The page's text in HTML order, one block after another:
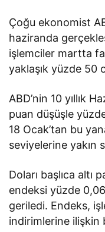
Çoğu ekonomist
haziranda
işlemciler martta
yaklaşık yüzde 50
ABD’nin 10 yıllık
puan düşüşle
18 Ocak’tan bu
seviyelerine yakın
Doları başlıca altı
endeksi yüzde
geriledi. Endeks,
indirimlerine ilişkin